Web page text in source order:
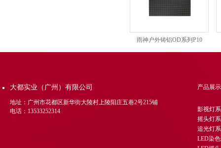
雨神户外铸铝OD系列P10
大都实业（广州）有限公司
地址：广州市花都区新华街大陵村上陵阳庄五巷2号215铺
电话：13533252314
产品展示
影视灯
摇头灯
追光灯
LED染